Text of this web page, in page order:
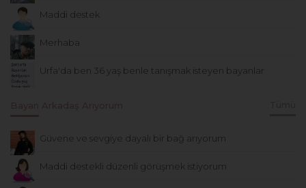
Maddi destek
Merhaba
Urfa'da ben 36 yaş benle tanışmak isteyen bayanlar
Güvene ve sevgiye dayalı bir bağ arıyorum
Maddi destekli düzenli görüşmek istiyorum